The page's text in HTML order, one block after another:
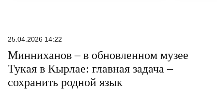
25.04.2026 14:22
Минниханов – в обновленном музее
Тукая в Кырлае: главная задача –
сохранить родной язык